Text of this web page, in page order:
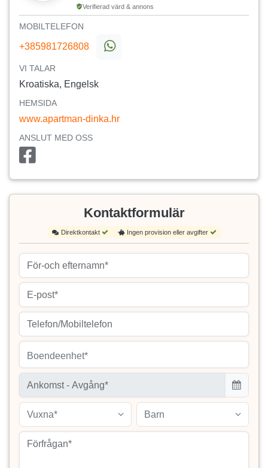
Verifierad värd & annons
MOBILTELEFON
+385981726808
VI TALAR
Kroatiska, Engelsk
HEMSIDA
www.apartman-dinka.hr
ANSLUT MED OSS
Kontaktformulär
Direktkontakt Ingen provision eller avgifter
Boendeenhet*
Vuxna* Barn